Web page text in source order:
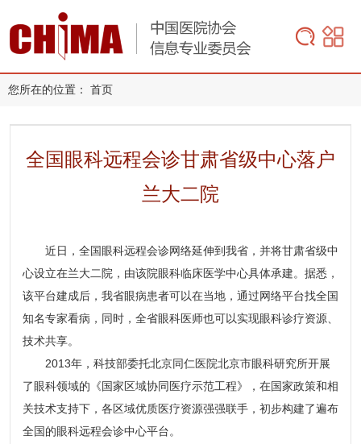
您所在的位置： 首页
全国眼科远程会诊甘肃省级中心落户
兰大二院
近日，全国眼科远程会诊网络延伸到我省，并将甘肃省级中
心设立在兰大二院，由该院眼科临床医学中心具体承建。据悉，
该平台建成后，我省眼病患者可以在当地，通过网络平台找全国
知名专家看病，同时，全省眼科医师也可以实现眼科诊疗资源、
技术共享。
2013年，科技部委托北京同仁医院北京市眼科研究所开展
了眼科领域的《国家区域协同医疗示范工程》，在国家政策和相
关技术支持下，各区域优质医疗资源强强联手，初步构建了遍布
全国的眼科远程会诊中心平台。